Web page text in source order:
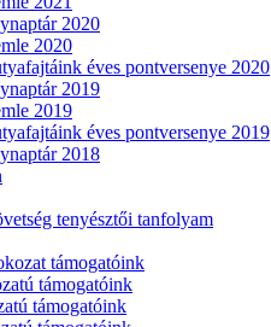
2020
2020
éves pontversenye 2020
2019
2019
éves pontversenye 2019
2018
tenyésztői tanfolyam
támogatóink
támogatóink
támogatóink